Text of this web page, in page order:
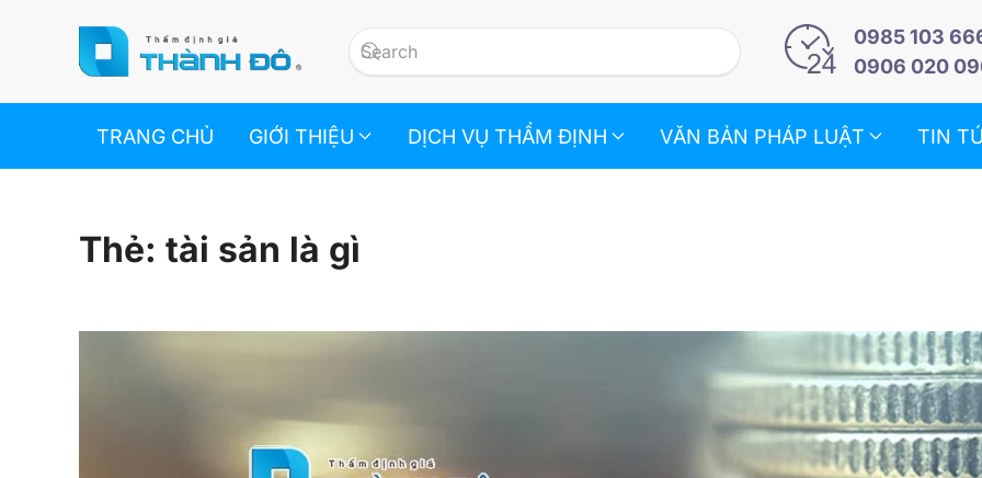
Skip to main content
0985 103
0906 020
TRANG CHỦ GIỚI THIỆU DỊCH VỤ THẨM ĐỊNH VĂN BẢN PHÁP LUẬT TIN
Thẻ: tài sản là gì